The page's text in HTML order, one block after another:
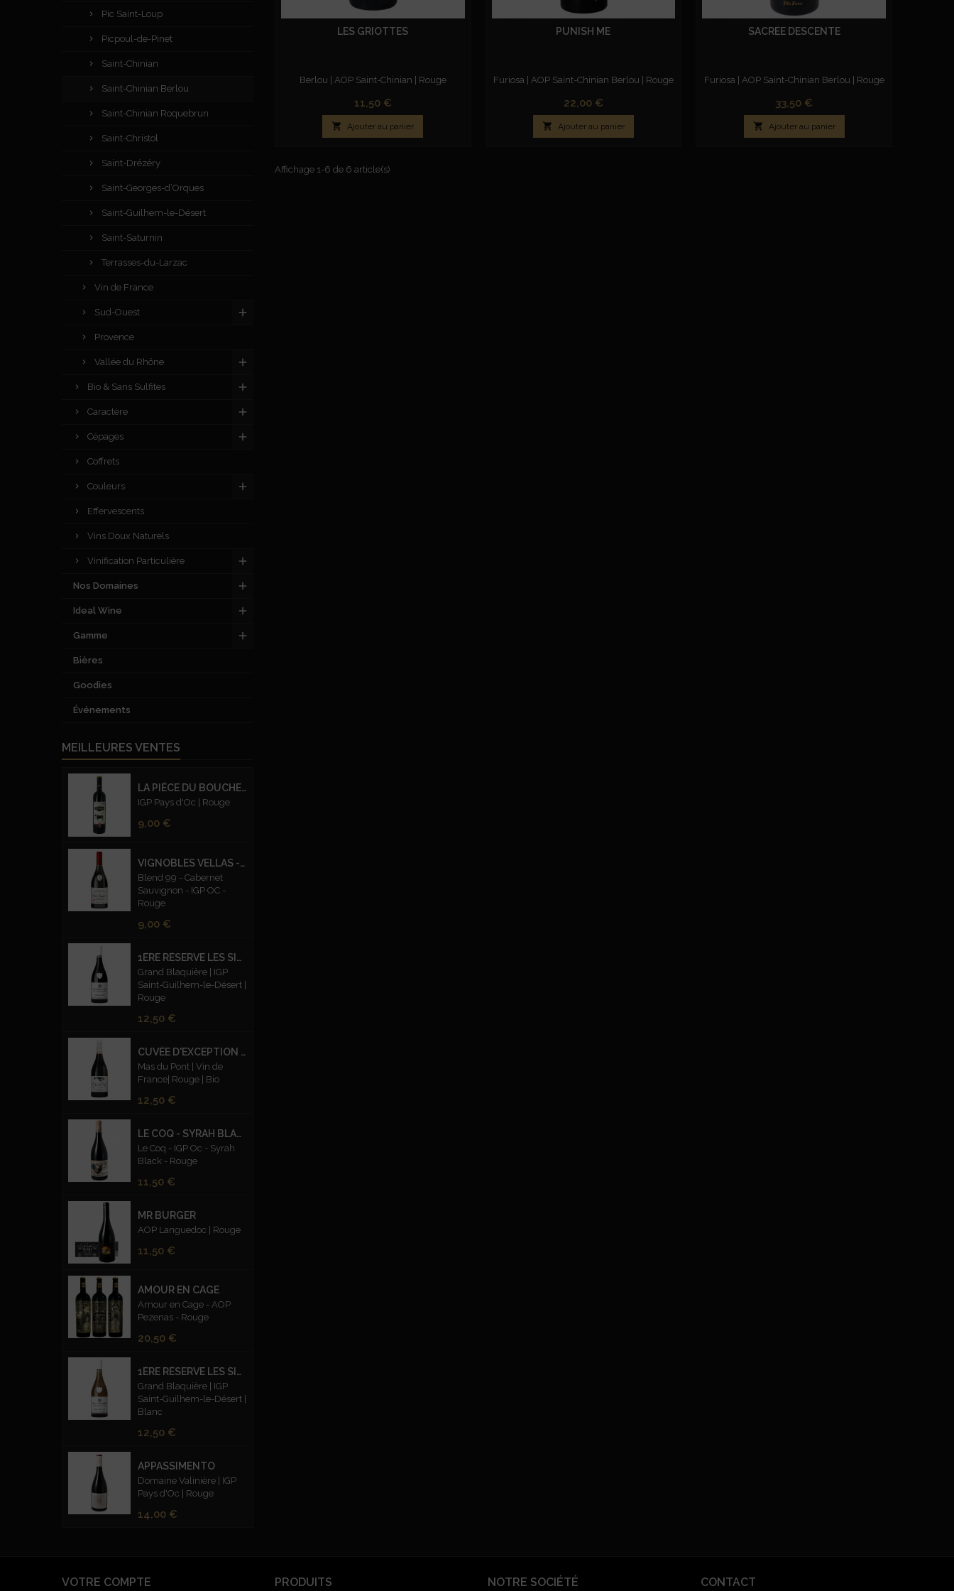
Pic Saint-Loup
Picpoul-de-Pinet
Saint-Chinian
Saint-Chinian Berlou
Saint-Chinian Roquebrun
Saint-Christol
Saint-Drézéry
Saint-Georges-d’Orques
Saint-Guilhem-le-Désert
Saint-Saturnin
Terrasses-du-Larzac
Vin de France
Sud-Ouest
Provence
Vallée du Rhône
Bio & Sans Sulfites
Caractère
Cépages
Coffrets
Couleurs
Effervescents
Vins Doux Naturels
Vinification Particulière
Nos Domaines
Ideal Wine
Gamme
Bières
Goodies
Événements
MEILLEURES VENTES
LA PIÈCE DU BOUCHER
IGP Pays d'Oc | Rouge
Prix
9,00 €
VIGNOBLES VELLAS - CUVEE PRESTIGE BLEND 99 CABERNET SAUVIGNON – ROUGE
Blend 99 - Cabernet
Sauvignon - IGP OC -
Rouge
Prix
9,00 €
1ÈRE RÉSERVE LES SILEX FUMÉS ROUGE
Grand Blaquière | IGP
Saint-Guilhem-le-Désert |
Rouge
Prix
12,50 €
CUVÉE D'EXCEPTION CARMIN - BIO
Mas du Pont | Vin de
France| Rouge | Bio
Prix
12,50 €
LE COQ - SYRAH BLACK ROUGE
Le Coq - IGP Oc - Syrah
Black - Rouge
Prix
11,50 €
MR BURGER
AOP Languedoc | Rouge
Prix
11,50 €
AMOUR EN CAGE
Amour en Cage - AOP
Pezenas - Rouge
Prix
20,50 €
1ÈRE RÉSERVE LES SILEX FUMÉS BLANC
Grand Blaquière | IGP
Saint-Guilhem-le-Désert |
Blanc
Prix
12,50 €
APPASSIMENTO
Domaine Valinière | IGP
Pays d'Oc | Rouge
Prix
14,00 €
LES GRIOTTES
Berlou | AOP Saint-Chinian | Rouge
Prix
11,50 €
 Ajouter au panier
PUNISH ME
Furiosa | AOP Saint-Chinian Berlou | Rouge
Prix
22,00 €
 Ajouter au panier
SACRÉE DESCENTE
Furiosa | AOP Saint-Chinian Berlou | Rouge
Prix
33,50 €
 Ajouter au panier
Affichage 1-6 de 6 article(s)
VOTRE COMPTE PRODUITS NOTRE SOCIÉTÉ CONTACT